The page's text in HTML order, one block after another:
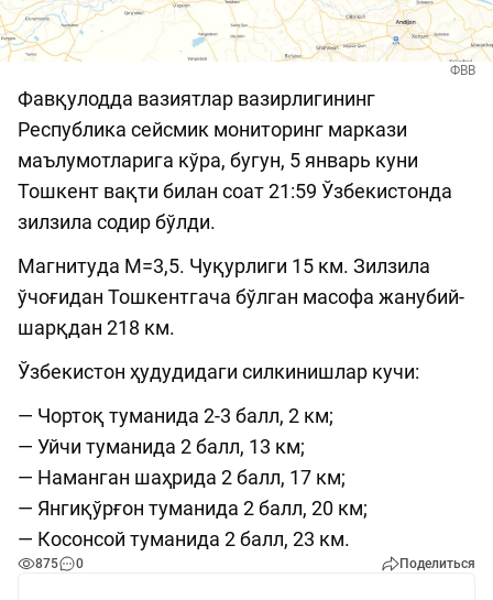
ФВВ
Фавқулодда вазиятлар вазирлигининг
Республика сейсмик мониторинг маркази
маълумотларига кўра, бугун, 5 январь куни
Тошкент вақти билан соат 21:59 Ўзбекистонда
зилзила содир бўлди.
Магнитуда М=3,5. Чуқурлиги 15 км. Зилзила
ўчоғидан Тошкентгача бўлган масофа жанубий-
шарқдан 218 км.
Ўзбекистон ҳудудидаги силкинишлар кучи:
— Чортоқ туманида 2-3 балл, 2 км;
— Уйчи туманида 2 балл, 13 км;
— Наманган шаҳрида 2 балл, 17 км;
— Янгиқўрғон туманида 2 балл, 20 км;
— Косонсой туманида 2 балл, 23 км.
875 0 Поделиться